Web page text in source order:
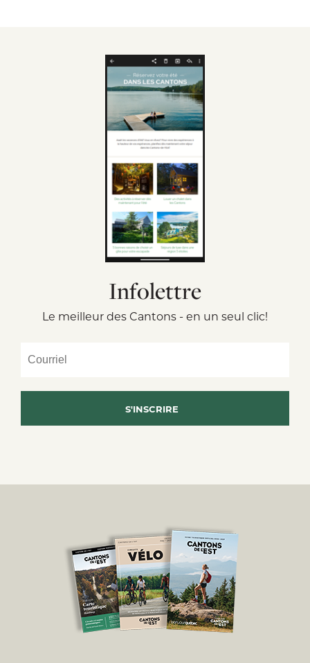
Infolettre
Le meilleur des Cantons - en un seul clic!